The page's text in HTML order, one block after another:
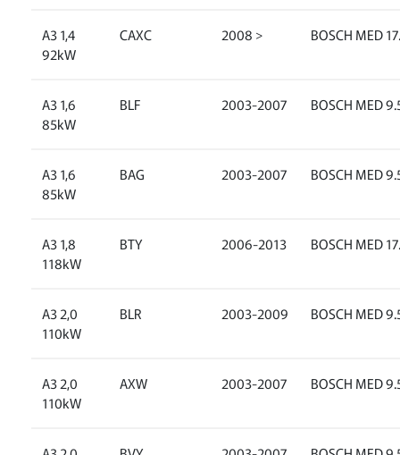
A3 1,4
92kW
CAXC 2008 > BOSCH MED
A3 1,6
85kW
BLF 2003-2007 BOSCH MED
A3 1,6
85kW
BAG 2003-2007 BOSCH MED
A3 1,8
118kW
BTY 2006-2013 BOSCH MED
A3 2,0
110kW
BLR 2003-2009 BOSCH MED
A3 2,0
110kW
AXW 2003-2007 BOSCH MED